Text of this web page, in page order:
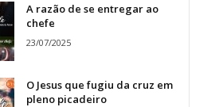
A razão de se entregar ao
chefe
23/07/2025
O Jesus que fugiu da cruz em
pleno picadeiro